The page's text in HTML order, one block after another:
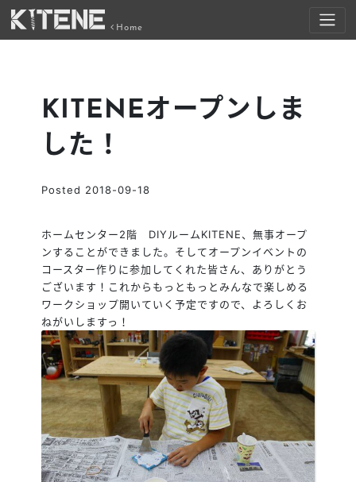
Home
KITENEオープンしま
した！
Posted 2018-09-18
ホームセンター2階 DIYルームKITENE、無事オープ
ンすることができました。そしてオープンイベントの
コースター作りに参加してくれた皆さん、ありがとう
ございます！これからもっともっとみんなで楽しめる
ワークショップ開いていく予定ですので、よろしくお
ねがいしますっ！